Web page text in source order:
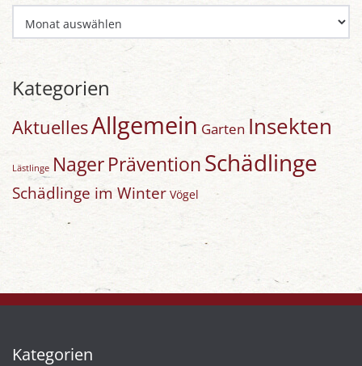
Kategorien
AktuellesAllgemein Garten Insekten
Lästlinge NagerPräventionSchädlinge
Schädlinge im Winter Vögel
Kategorien